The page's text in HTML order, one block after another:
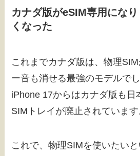
カナダ版がeSIM専用にな
くなった
これまでカナダ版は、物理
ー音も消せる最強のモデルで
iPhone 17からはカナダ版も日
SIMトレイが廃止されています
これで、物理SIMを使いたい